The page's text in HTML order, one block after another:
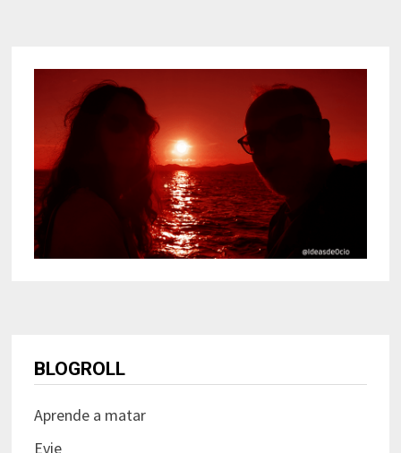
BLOGROLL
Aprende a matar
Evie